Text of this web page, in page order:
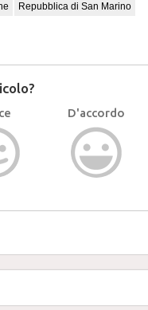
Repubblica di San Marino
D'accordo